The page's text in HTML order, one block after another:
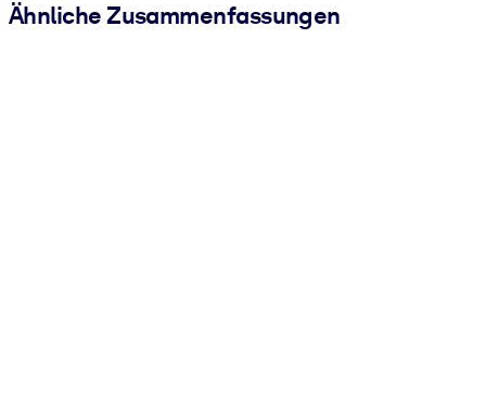
Ähnliche Zusammenfassungen